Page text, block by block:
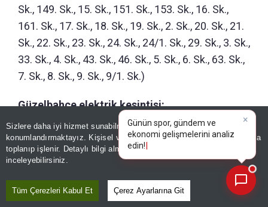
Sizlere daha iyi hizmet sunabilmek adına sitemizdeçerez
konumlandırmaktayız. Kişisel verileriniz, KVKK ve GDPR kapsamında
toplanıp işlenir. Detaylı bilgi almak için
inceleyebilirsiniz.
Tüm Çerezleri Kabul Et Çerez Ayarlarına Git
Sk., 149. Sk., 15. Sk., 151. Sk., 153. Sk., 16. Sk.,
161. Sk., 17. Sk., 18. Sk., 19. Sk., 2. Sk., 20. Sk., 21.
Sk., 22. Sk., 23. Sk., 24. Sk., 24/1. Sk., 29. Sk., 3. Sk.,
33. Sk., 4. Sk., 43. Sk., 46. Sk., 5. Sk., 6. Sk., 63. Sk.,
7. Sk., 8. Sk., 9. Sk., 9/1. Sk.)
Güzelbahçe elektrik kesintisi:
09.00-17.00 Çelebi (271. Sk., 277. Sk., 279. Sk.,
281. Sk., 289. Sk., 291. Sk., 293. Sk., 305. Sk., 315.
Sk., 317. Sk., 319. Sk., 325. Sk., 335. Sk., 486. Sk.,
488. Sk., 508. Sk., 510. Sk., 512. Sk., 544. Sk., 546.
Sk., 550. Sk., 552. Sk., Şehit Kemal Cd.),
Günün spor, gündem ve
ekonomi gelişmelerini anal